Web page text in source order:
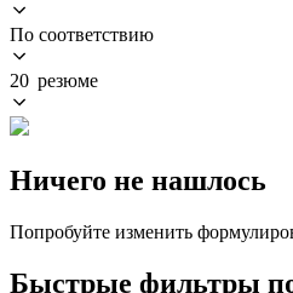
По соответствию
20 резюме
Ничего не нашлось
Попробуйте изменить
Быстрые фильтры